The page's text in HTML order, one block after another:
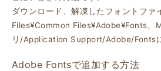
ダウンロード、解凍したフォントファ
Files¥Common Files¥Adobe¥Fonts、
リ/Application Support/Adobe/Fonts
Adobe Fontsで追加する方法